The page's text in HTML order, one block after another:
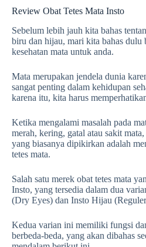
Review Obat Tetes Mata Insto
Sebelum lebih jauh kita bahas
biru dan hijau, mari kita bahas dulu
kesehatan mata untuk anda.
Mata merupakan jendela dunia
sangat penting dalam kehidupan
karena itu, kita harus
Ketika mengalami masalah pada
merah, kering, gatal atau sakit
yang biasanya dipikirkan adalah
tetes mata.
Salah satu merek obat tetes mata
Insto, yang tersedia dalam dua
(Dry Eyes) dan Insto Hijau
Kedua varian ini memiliki fungsi
berbeda-beda, yang akan dibahas